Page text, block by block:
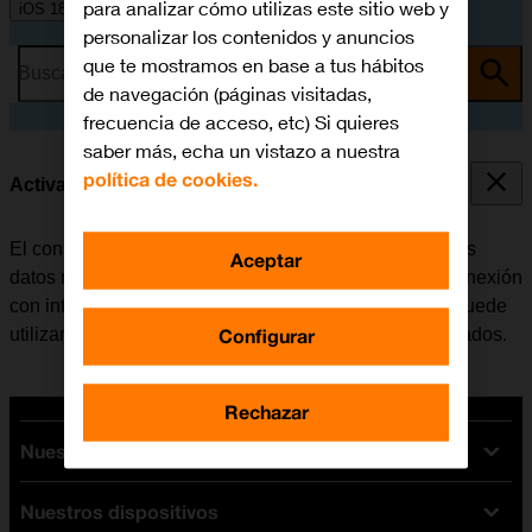
iOS 18
Busca por problema o tema
Activar o desactivar los datos móviles
El consumo de datos se puede limitar, desactivando los
datos móviles. Haciendo esto el móvil no establece conexión
con internet a través de la red móvil. No obstante, se puede
utilizar Wi-Fi aunque los datos móviles estén desactivados.
Nuestras tarifas
Tarifas Orange
Nuestros dispositivos
para analizar cómo utilizas este sitio web y
personalizar los contenidos y anuncios
que te mostramos en base a tus hábitos
de navegación (páginas visitadas,
frecuencia de acceso, etc) Si quieres
saber más, echa un vistazo a nuestra
política de cookies.
Configurar
Rechazar
Aceptar